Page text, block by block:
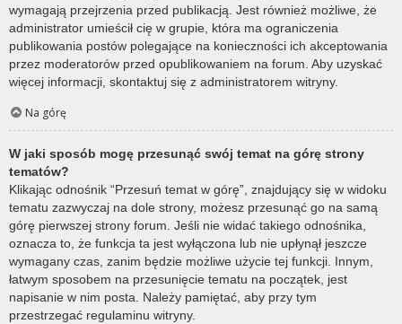
wymagają przejrzenia przed publikacją. Jest również możliwe, że
administrator umieścił cię w grupie, która ma ograniczenia
publikowania postów polegające na konieczności ich akceptowania
przez moderatorów przed opublikowaniem na forum. Aby uzyskać
więcej informacji, skontaktuj się z administratorem witryny.
Na górę
W jaki sposób mogę przesunąć swój temat na górę strony
tematów?
Klikając odnośnik “Przesuń temat w górę”, znajdujący się w widoku
tematu zazwyczaj na dole strony, możesz przesunąć go na samą
górę pierwszej strony forum. Jeśli nie widać takiego odnośnika,
oznacza to, że funkcja ta jest wyłączona lub nie upłynął jeszcze
wymagany czas, zanim będzie możliwe użycie tej funkcji. Innym,
łatwym sposobem na przesunięcie tematu na początek, jest
napisanie w nim posta. Należy pamiętać, aby przy tym
przestrzegać regulaminu witryny.